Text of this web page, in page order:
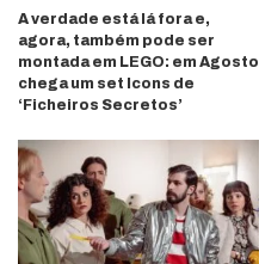
A verdade está lá fora e,
agora, também pode ser
montada em LEGO: em Agosto
chega um set Icons de
‘Ficheiros Secretos’